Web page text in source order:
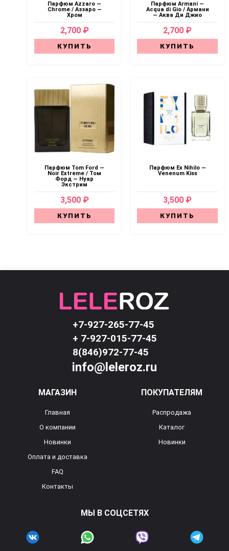
Парфюм Аzzaro —
Chrome / Аззаро —
Хром
2,700 ₽
КУПИТЬ
Парфюм Armani —
Acqua di Gio / Армани
— Аква Ди Джио
2,700 ₽
КУПИТЬ
Парфюм Tom Ford —
Noir Extreme / Том
Форд — Нуар
Экстрим
3,500 ₽
КУПИТЬ
Парфюм Ex Nihilo —
Venenum Kiss
3,500 ₽
КУПИТЬ
+7-927-265-77-45
+ 7-927-015-77-45
8(846)972-77-45
info@leleroz.ru
МАГАЗИН
Главная
О компании
Новинки
Оплата и доставка
FAQ
Контакты
ПОКУПАТЕЛЯМ
Распродажа
Каталог
Новинки
МЫ В СОЦСЕТЯХ